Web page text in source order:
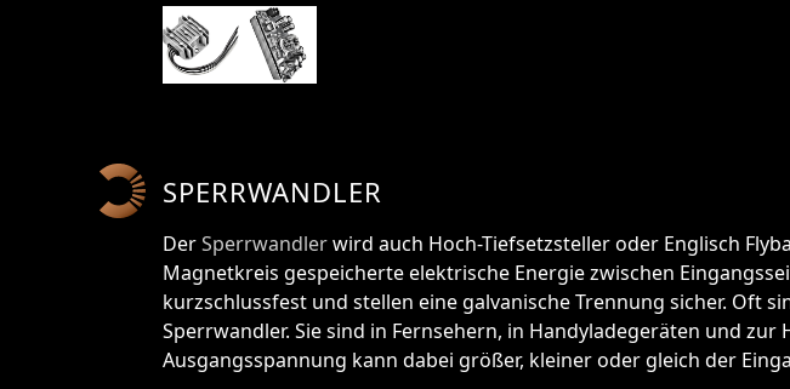
SPERRWANDLER
DerSperrwandlerwird auch Hoch-Tiefsetzsteller oder Englisch
Magnetkreis gespeicherte elektrische Energie zwischen
kurzschlussfest und stellen eine galvanische Trennung sicher. Oft
Sperrwandler. Sie sind in Fernsehern, in Handyladegeräten und
Ausgangsspannung kann dabei größer, kleiner oder gleich der